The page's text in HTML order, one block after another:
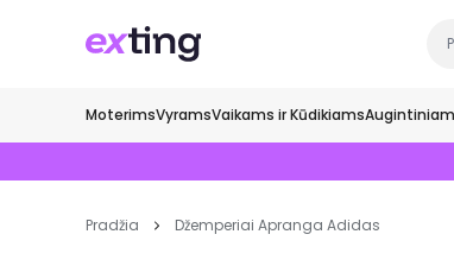
MoterimsVyramsVaikams ir Kūdikiams
Pradžia Džemperiai Apranga Adidas